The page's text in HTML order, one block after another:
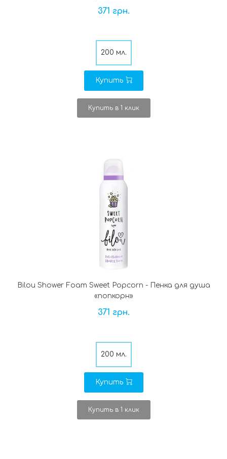
371 грн.
200 мл.
Купить
Купить в 1 клик
Bilou Shower Foam Sweet Popcorn - Пенка для душа
«попкорн»
371 грн.
200 мл.
Купить
Купить в 1 клик